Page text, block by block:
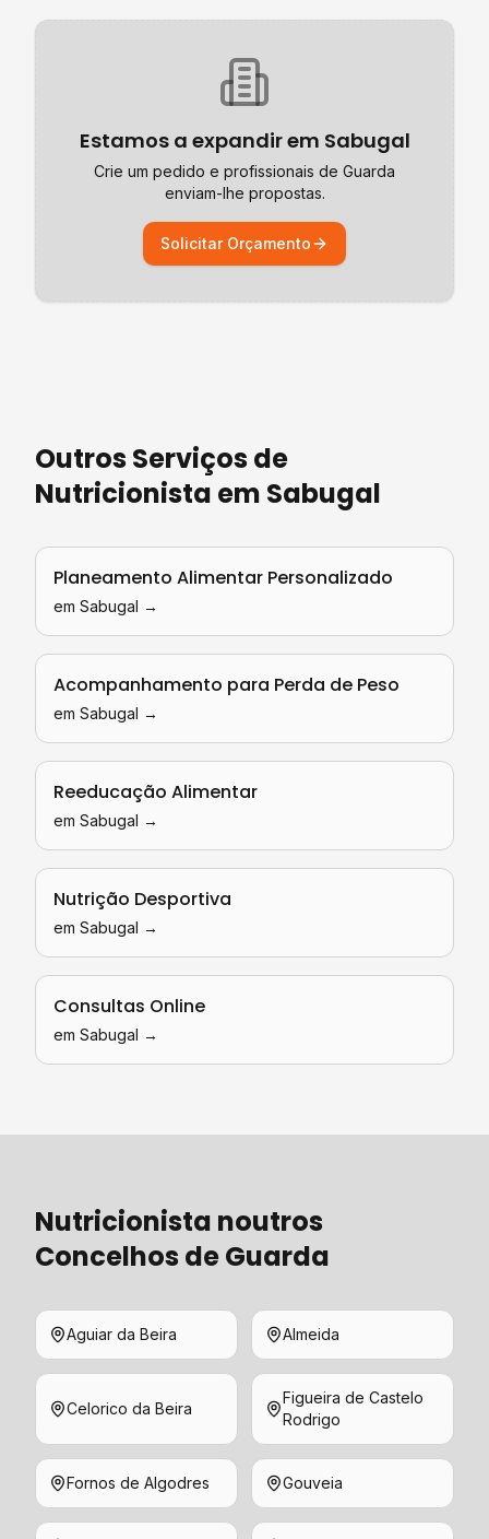
Estamos a expandir em Sabugal
Crie um pedido e profissionais de Guarda
enviam-lhe propostas.
Solicitar Orçamento
Outros Serviços de
Nutricionista em Sabugal
Planeamento Alimentar Personalizado
em Sabugal →
Acompanhamento para Perda de Peso
em Sabugal →
Reeducação Alimentar
em Sabugal →
Nutrição Desportiva
em Sabugal →
Consultas Online
em Sabugal →
Nutricionista noutros
Concelhos deGuarda
Aguiar da Beira Almeida
Celorico da Beira
Figueira de Castelo
Rodrigo
Fornos de Algodres Gouveia